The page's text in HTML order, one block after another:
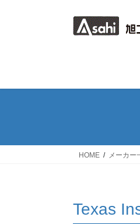
ス
ン
HOME メーカー
Texas